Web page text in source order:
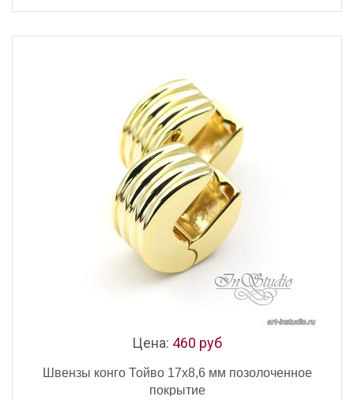
Цена: 460 руб
Швензы конго Тойво 17х8,6 мм позолоченное
покрытие